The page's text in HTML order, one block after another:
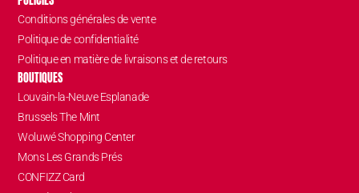
Conditions générales de vente
Politique de confidentialité
Politique en matière de livraisons et de retours
BOUTIQUES
Louvain-la-Neuve Esplanade
Brussels The Mint
Woluwé Shopping Center
Mons Les Grands Prés
CONFIZZ Card